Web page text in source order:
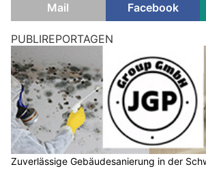
Mail
Facebook
PUBLIREPORTAGEN
Zuverlässige Gebäudesanierung in der